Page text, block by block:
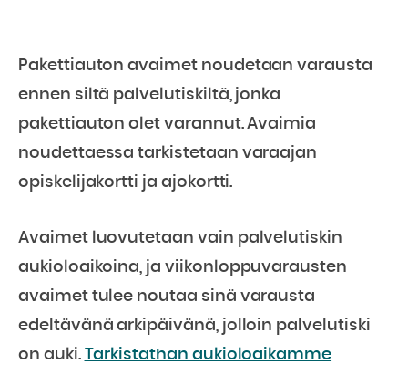
Pakettiauton avaimet noudetaan varausta
ennen siltä palvelutiskiltä, jonka
pakettiauton olet varannut. Avaimia
noudettaessa tarkistetaan varaajan
opiskelijakortti ja ajokortti.
Avaimet luovutetaan vain palvelutiskin
aukioloaikoina, ja viikonloppuvarausten
avaimet tulee noutaa sinä varausta
edeltävänä arkipäivänä, jolloin palvelutiski
on auki. Tarkistathan aukioloaikamme